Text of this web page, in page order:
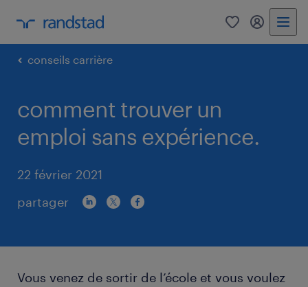
0 my
conseils carrière
comment trouver un
emploi sans expérience.
22 février 2021
partager
Vous venez de sortir de l’école et vous voulez